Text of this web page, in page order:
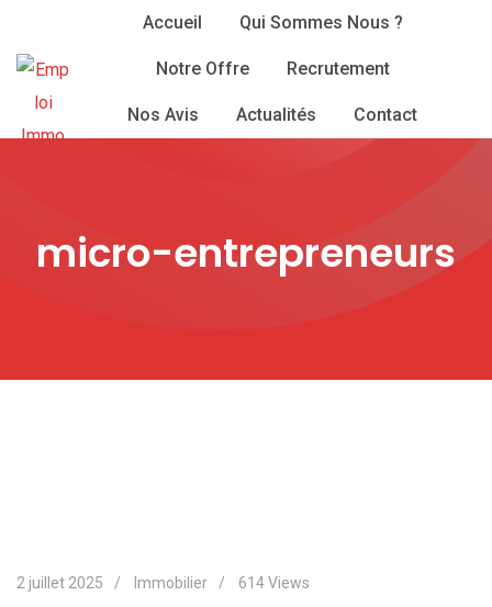
content
Accueil Qui Sommes Nous ?
Notre Offre Recrutement
Nos Avis Actualités Contact
micro-entrepreneurs
2 juillet 2025 Immobilier 614Views